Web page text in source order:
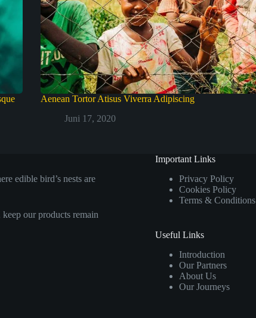
Aenean Tortor Atisus Viverra Adipiscing
Juni 17, 2020
edible bird’s nests are
our products remain
Important Links
Privacy Policy
Cookies Policy
Terms & Conditions
Useful Links
Introduction
Our Partners
About Us
Our Journeys